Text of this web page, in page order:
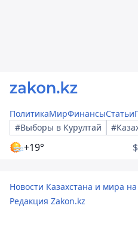
ПолитикаМирФинансыСтатьи
#Выборы в Курултай
+19° $
Новости Казахстана и мира на
Редакция Zakon.kz